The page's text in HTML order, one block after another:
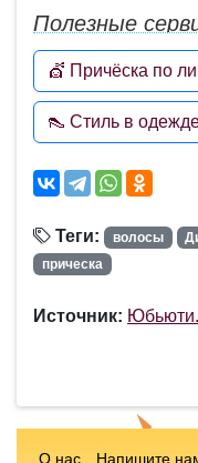
Полезные
💇 Причёска по
👠 Стиль в
Теги: волосы
прическа
Источник:
О нас Напишите